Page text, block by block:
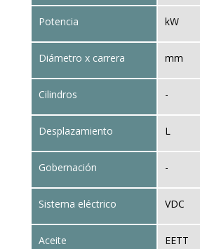
Potencia
Diámetro x carrera
Cilindros
Desplazamiento
Gobernación
Sistema eléctrico
Aceite
kW
mm
-
L
-
VDC
EETT